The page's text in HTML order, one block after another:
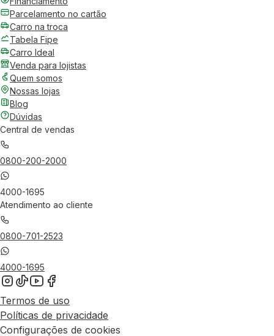
Parcelamento no cartão
Carro na troca
Tabela Fipe
Carro Ideal
Venda para lojistas
Quem somos
Nossas lojas
Blog
Dúvidas
Central de vendas
0800-200-2000
4000-1695
Atendimento ao cliente
0800-701-2523
4000-1695
Termos de uso
Políticas de privacidade
Configurações de cookies